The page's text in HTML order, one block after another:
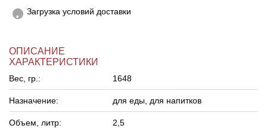
Загрузка условий доставки
ОПИСАНИЕ
ХАРАКТЕРИСТИКИ
Вес, гр.: 1648
Назначение: для еды, для напитков
Объем, литр: 2,5